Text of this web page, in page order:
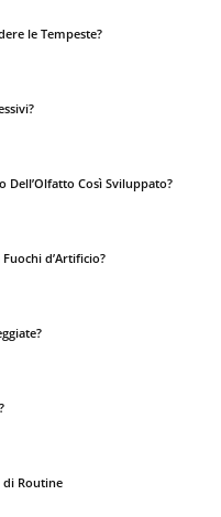
le Tempeste?
Dell’Olfatto Così Sviluppato?
d’Artificio?
di Routine